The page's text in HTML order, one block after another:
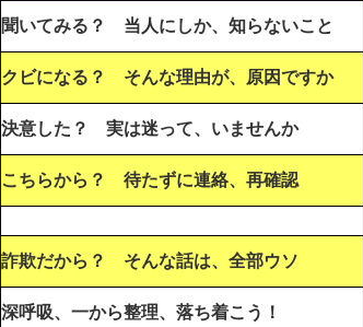
聞いてみる？ 当人にしか、知らないこと
クビになる？ そんな理由が、原因ですか
決意した？ 実は迷って、いませんか
こちらから？ 待たずに連絡、再確認
詐欺だから？ そんな話は、全部ウソ
深呼吸、一から整理、落ち着こう！